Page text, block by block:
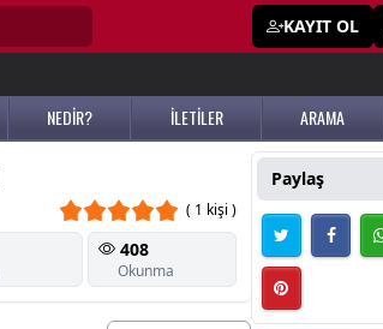
KAYIT OL
NEDİR? İLETİLER ARAMA
( 1 kişi )
408
Okunma
Paylaş